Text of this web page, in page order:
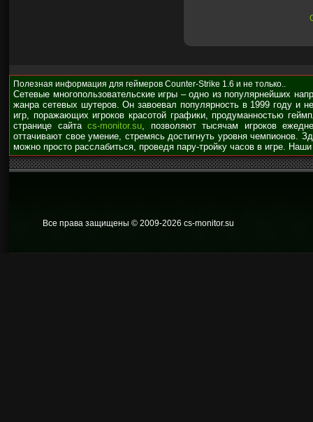
Полезная информация для геймеров Counter-Strike 1.6 и не только..
Сетевые многопользовательские игры – одно из популярнейших
жанра сетевых шутеров. Он завоевал популярность в 1999 году и
игр, поражающих игроков красотой графики, продуманностью
странице сайта cs-monitor.su, позволяют тысячам игроков
оттачивают свое умение, стремясь достигнуть уровня чемпионов.
можно просто расслабиться, проведя пару-тройку часов в игре.
Все права защищены © 2009-2026 cs-monitor.su